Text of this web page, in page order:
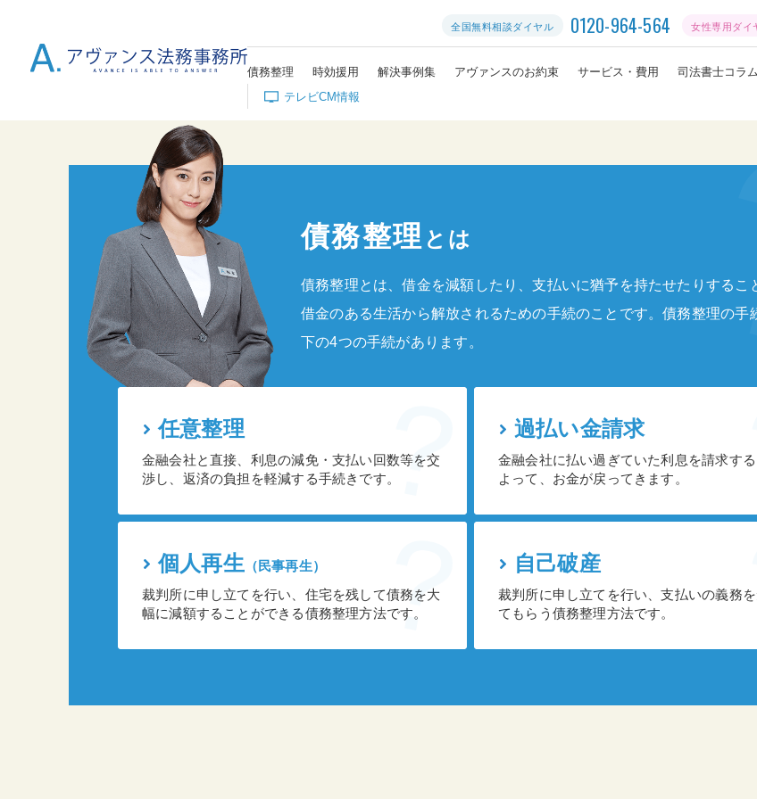
全国無料相談ダイヤル 0120-964-564 女性専用ダイ
債務整理 時効援用 解決事例集 アヴァンスのお約束 サービス・費用 司法書士コラム
テレビCM情報
債務整理 とは
債務整理とは、借金を減額したり、支払いに猶予を持たせたりするこ
借金のある生活から解放されるための手続のことです。債務整理の手
下の4つの手続があります。
任意整理
金融会社と直接、利息の減免・支払い回数等を交
渉し、返済の負担を軽減する手続きです。
過払い金請求
金融会社に払い過ぎていた利息を請求す
よって、お金が戻ってきます。
個人再生 （民事再生）
裁判所に申し立てを行い、住宅を残して債務を大
幅に減額することができる債務整理方法です。
自己破産
裁判所に申し立てを行い、支払いの義務
てもらう債務整理方法です。